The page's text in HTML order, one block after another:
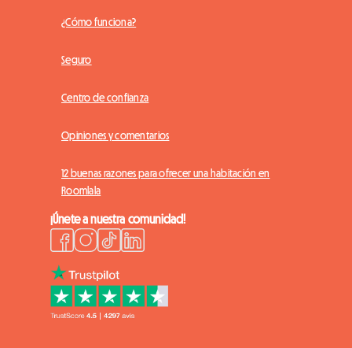
¿Cómo funciona?
Seguro
Centro de confianza
Opiniones y comentarios
12 buenas razones para ofrecer una habitación en
Roomlala
¡Únete a nuestra comunidad!